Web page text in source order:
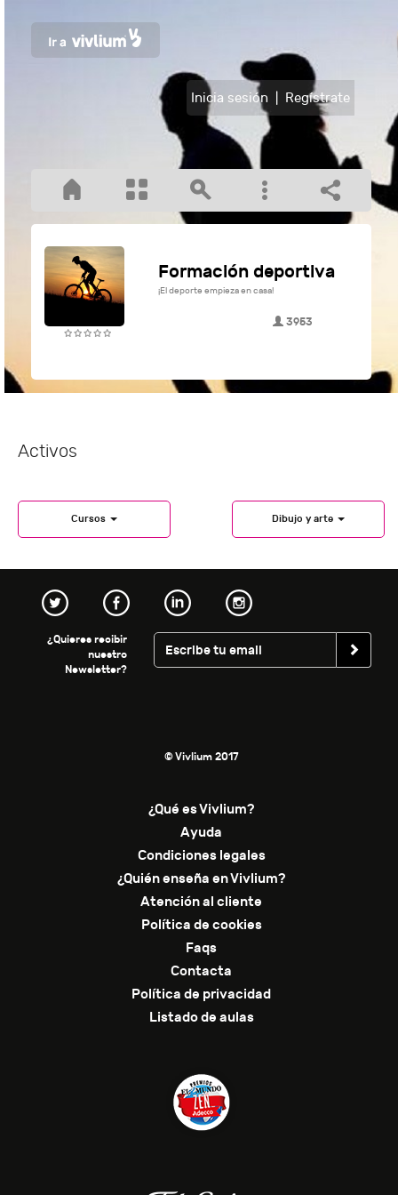
Inicia sesión Regístrate
Formación deportiva
¡El deporte empieza en casa!
3953
Activos
Cursos Dibujo y arte
¿Quieres recibir
nuestro
Newsletter?
© Vivlium 2017
¿Qué es Vivlium?
Ayuda
Condiciones legales
¿Quién enseña en Vivlium?
Atención al cliente
Política de cookies
Faqs
Contacta
Política de privacidad
Listado de aulas